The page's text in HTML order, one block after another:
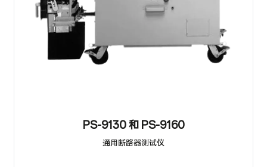
PS-9130 和 PS-9160
通用断路器测试仪